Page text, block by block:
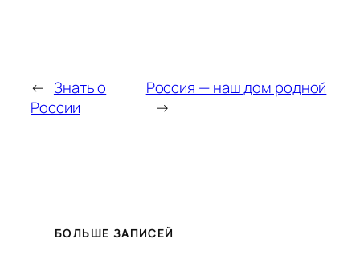
← Знать о
России
Россия — наш дом родной
→
БОЛЬШЕ ЗАПИСЕЙ